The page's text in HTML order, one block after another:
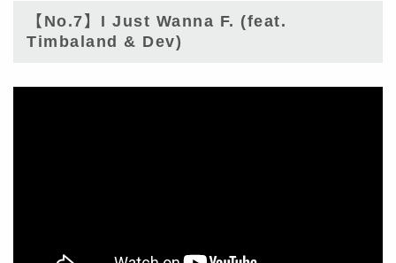
【No.7】I Just Wanna F. (feat.
Timbaland & Dev)